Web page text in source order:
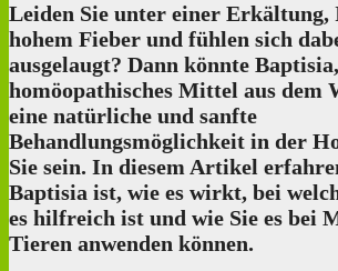
Leiden Sie unter einer
hohem Fieber und fühlen sich
ausgelaugt? Dann könnte
homöopathisches Mittel aus dem
eine natürliche und sanfte
Behandlungsmöglichkeit in der
Sie sein. In diesem Artikel
Baptisia ist, wie es wirkt, bei
es hilfreich ist und wie Sie es bei
Tieren anwenden können.